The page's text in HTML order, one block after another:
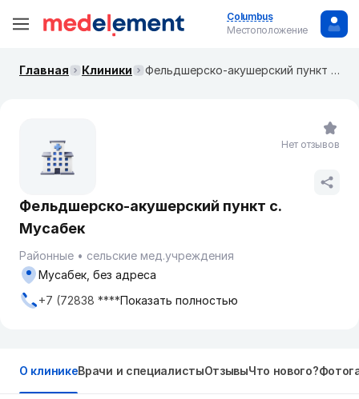
Columbus
Местоположение
Главная Клиники Фельдшерско-акушерский пункт с. Мусабек
Фельдшерско-акушерский пункт с.
Мусабек
Районные
сельские мед.учреждения
Мусабек, без адреса
+7 (72838 ****Показать полностью
Нет отзывов
О клиникеВрачи и специалистыОтзывыЧто нового?